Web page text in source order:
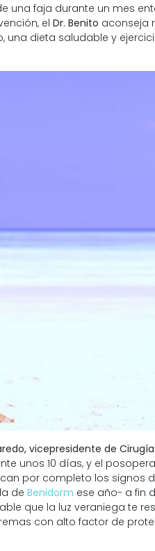
una faja durante un mes
el Dr. Benito aconseja
una dieta saludable y
vicepresidente de Cirugía
unos 10 días, y el
por completo los signos
de Benidorm ese año- a fin
que la luz veraniega te
con alto factor de
Labeau